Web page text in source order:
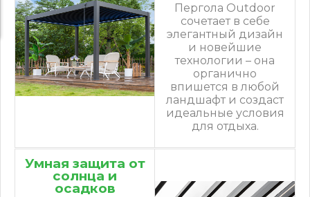
Пергола Outdoor
сочетает в себе
элегантный дизайн
и новейшие
технологии – она
органично
впишется в любой
ландшафт и создаст
идеальные условия
для отдыха.
Умная защита от
солнца и
осадков